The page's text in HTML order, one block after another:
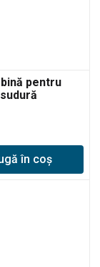
pentru
în coș